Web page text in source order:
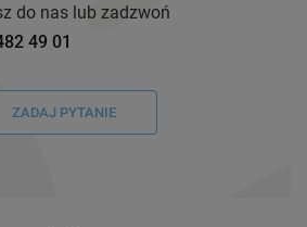
do nas lub zadzwoń
49 01
ZADAJ PYTANIE